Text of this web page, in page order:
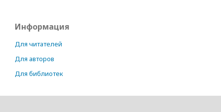
Информация
Для читателей
Для авторов
Для библиотек